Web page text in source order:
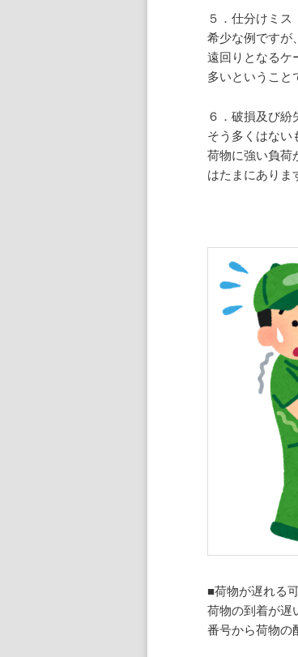
５．仕分けミス
希少な例ですが
遠回りとなるケ
多いということ
６．破損及び紛
そう多くはない
荷物に強い負荷
はたまにありま
■荷物が遅れる
荷物の到着が遅
番号から荷物の